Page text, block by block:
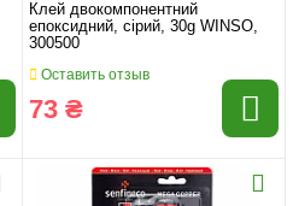
Клей двокомпонентний
епоксидний, сірий, 30g WINSO,
300500
Оставить отзыв
73 ₴